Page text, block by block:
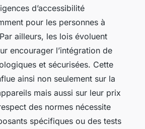
d’accessibilité
pour les personnes à
ailleurs, les lois évoluent
encourager l’intégration de
et sécurisées. Cette
ainsi non seulement sur la
mais aussi sur leur prix
des normes nécessite
spécifiques ou des tests